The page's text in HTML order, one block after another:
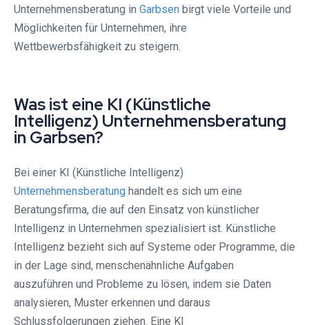
Unternehmensberatung in Garbsen birgt viele Vorteile und
Möglichkeiten für Unternehmen, ihre
Wettbewerbsfähigkeit zu steigern.
Was ist eine KI (Künstliche
Intelligenz) Unternehmensberatung
in Garbsen?
Bei einer KI (Künstliche Intelligenz)
Unternehmensberatung handelt es sich um eine
Beratungsfirma, die auf den Einsatz von künstlicher
Intelligenz in Unternehmen spezialisiert ist. Künstliche
Intelligenz bezieht sich auf Systeme oder Programme, die
in der Lage sind, menschenähnliche Aufgaben
auszuführen und Probleme zu lösen, indem sie Daten
analysieren, Muster erkennen und daraus
Schlussfolgerungen ziehen. Eine KI